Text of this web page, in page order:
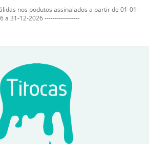
nos podutos assinalados a partir de 01-01-
a 31-12-2026 -----------------